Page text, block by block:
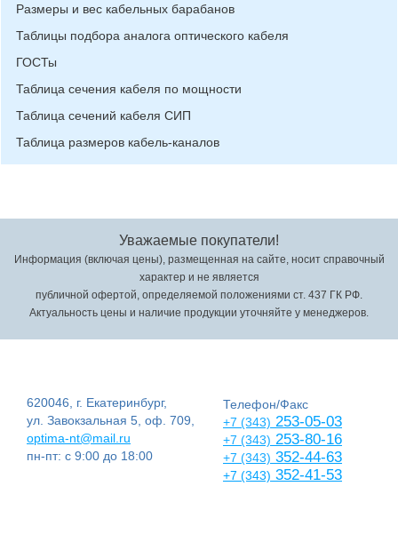
Размеры и вес кабельных барабанов
Таблицы подбора аналога оптического кабеля
ГОСТы
Таблица сечения кабеля по мощности
Таблица сечений кабеля СИП
Таблица размеров кабель-каналов
Уважаемые покупатели!
Информация (включая цены), размещенная на сайте, носит справочный
характер и не является
публичной офертой, определяемой положениями ст. 437 ГК РФ.
Актуальность цены и наличие продукции уточняйте у менеджеров.
620046, г. Екатеринбург,
ул. Завокзальная 5, оф. 709,
optima-nt@mail.ru
пн-пт: с 9:00 до 18:00
Телефон/Факс
+7 (343) 253-05-03
+7 (343) 253-80-16
+7 (343) 352-44-63
+7 (343) 352-41-53